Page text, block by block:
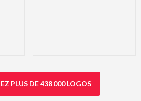
PLUS DE 438 000 LOGOS